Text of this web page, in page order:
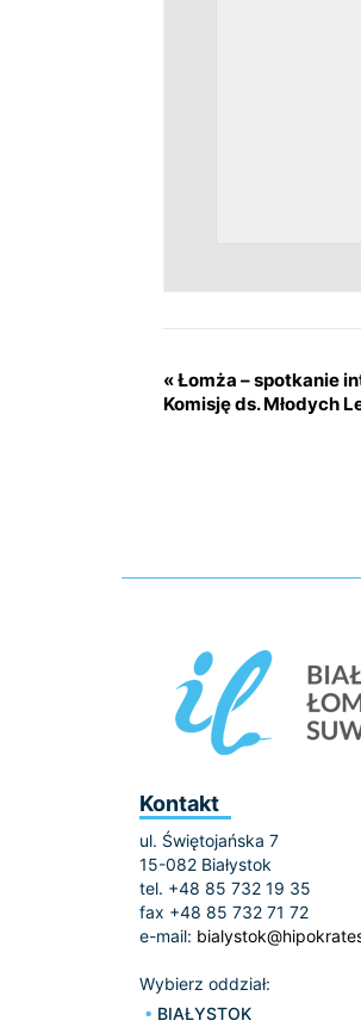
«Łomża – spotkanie
Komisję ds. Młodych
Kontakt
ul. Świętojańska 7
15-082 Białystok
tel. +48 85 732 19 35
fax +48 85 732 71 72
e-mail:
Wybierz oddział:
BIAŁYSTOK